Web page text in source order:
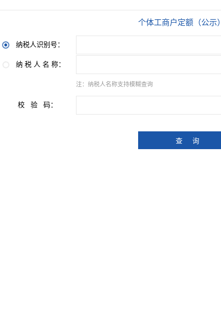
个体工商户定额（公示
纳税人识别号：
纳 税 人 名 称：
注：纳税人名称支持模糊查询
校 验 码：